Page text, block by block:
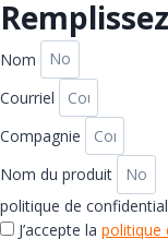
Nom
Courriel
Compagnie
Nom du produit
politique de
J’accepte la politique